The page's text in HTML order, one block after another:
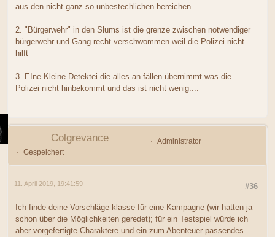
aus den nicht ganz so unbestechlichen bereichen
2. "Bürgerwehr" in den Slums ist die grenze zwischen notwendiger
bürgerwehr und Gang recht verschwommen weil die Polizei nicht
hilft
3. EIne Kleine Detektei die alles an fällen übernimmt was die
Polizei nicht hinbekommt und das ist nicht wenig....
Colgrevance
Administrator
Gespeichert
#36
11. April 2019, 19:41:59
Ich finde deine Vorschläge klasse für eine Kampagne (wir hatten ja
schon über die Möglichkeiten geredet); für ein Testspiel würde ich
aber vorgefertigte Charaktere und ein zum Abenteuer passendes